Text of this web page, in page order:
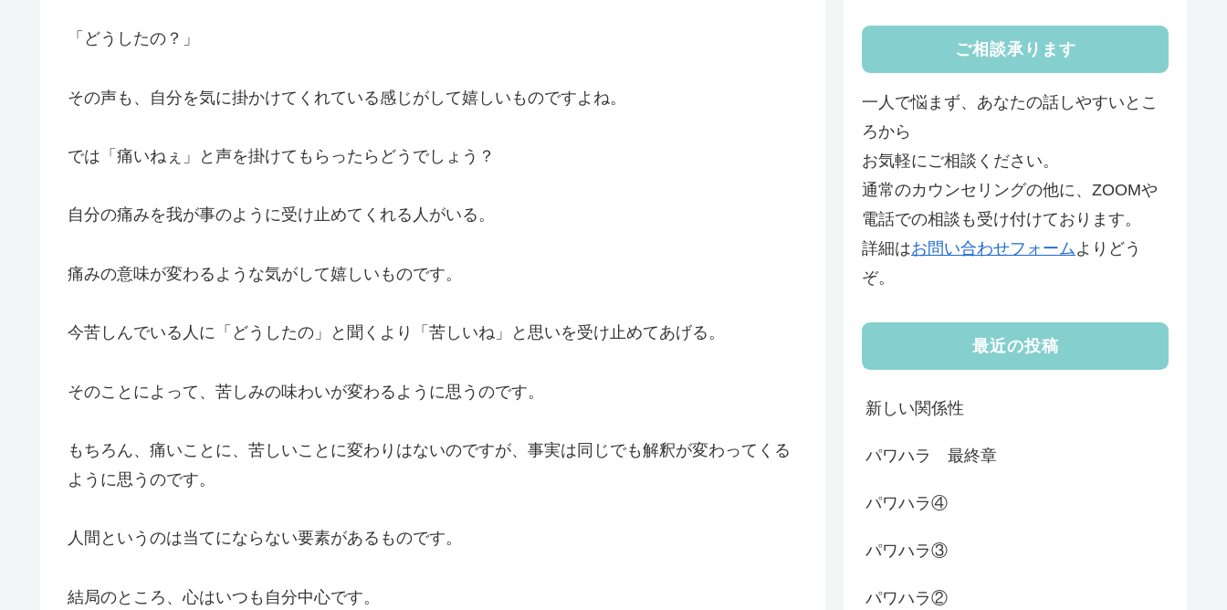
「どうしたの？」
その声も、自分を気に掛かけてくれている感じがして嬉しいものですよね。
では「痛いねぇ」と声を掛けてもらったらどうでしょう？
自分の痛みを我が事のように受け止めてくれる人がいる。
痛みの意味が変わるような気がして嬉しいものです。
今苦しんでいる人に「どうしたの」と聞くより「苦しいね」と思いを受け止めてあげる。
そのことによって、苦しみの味わいが変わるように思うのです。
もちろん、痛いことに、苦しいことに変わりはないのですが、事実は同じでも解釈が変わってくる
ように思うのです。
人間というのは当てにならない要素があるものです。
結局のところ、心はいつも自分中心です。
ご相談承ります
一人で悩まず、あなたの話しやすいとこ
ろから
お気軽にご相談ください。
通常のカウンセリングの他に、ZOOMや
電話での相談も受け付けております。
詳細はお問い合わせフォームよりどう
ぞ。
最近の投稿
新しい関係性
パワハラ 最終章
パワハラ④
パワハラ③
パワハラ②